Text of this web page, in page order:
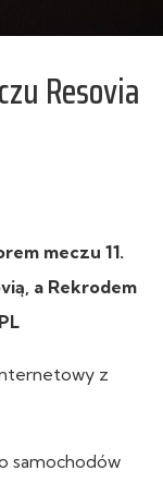
Resovia
meczu 11.
a Rekrodem
z
samochodów